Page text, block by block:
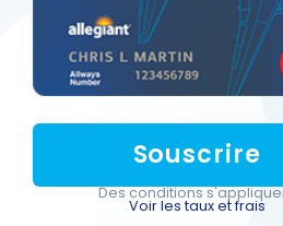
Souscrire
Des conditions
Voir les taux et frais